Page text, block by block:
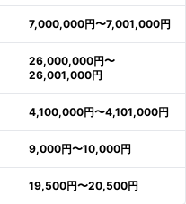
7,000,000円〜7,001,000円
26,000,000円〜
26,001,000円
4,100,000円〜4,101,000円
9,000円〜10,000円
19,500円〜20,500円